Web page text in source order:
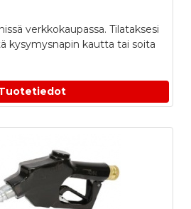
verkkokaupassa. Tilataksesi
kysymysnapin kautta tai soita